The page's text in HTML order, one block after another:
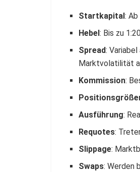
Startkapital:
Hebel: Bis zu
Spread:
Marktvolatilität
Kommission:
Ausführung:
Requotes:
Slippage:
Swaps: Werden